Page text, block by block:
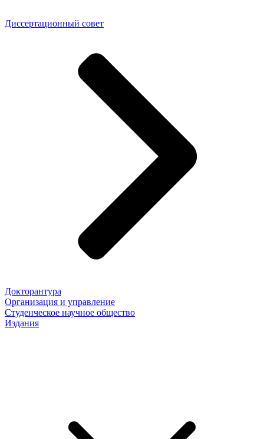
Диссертационный совет
Докторантура
Организация и управление
Студенческое научное общество
Издания